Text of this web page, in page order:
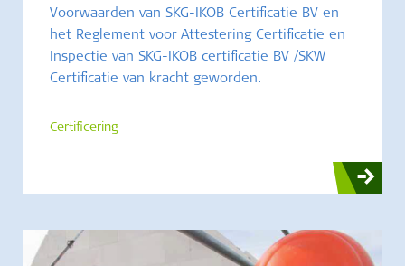
Voorwaarden van SKG-IKOB Certificatie BV en
het Reglement voor Attestering Certificatie en
Inspectie van SKG-IKOB certificatie BV /SKW
Certificatie van kracht geworden.
Certificering